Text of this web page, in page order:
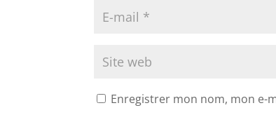
Enregistrer mon nom, mon e-